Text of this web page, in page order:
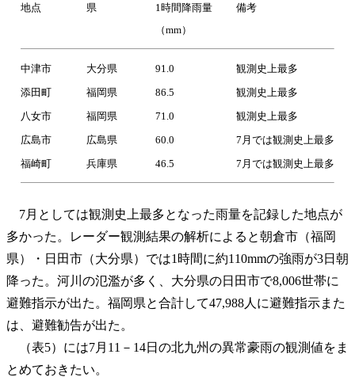
地点 県
1時間降雨量
（mm）
備考
中津市 大分県 91.0
観測史上最多
添田町
福岡県 86.5
観測史上最多
八女市
福岡県 71.0
観測史上最多
広島市
広島県 60.0
7月では観測史上最多
福崎町
兵庫県 46.5 7月では観測史上最多
7月としては観測史上最多となった雨量を記録した地点が
多かった。レーダー観測結果の解析によると朝倉市（福岡
県）・日田市（大分県）では1時間に約110mmの強雨が3日朝
降った。河川の氾濫が多く、大分県の日田市で8,006世帯に
避難指示が出た。福岡県と合計して47,988人に避難指示また
は、避難勧告が出た。
（表5）には7月11－14日の北九州の異常豪雨の観測値をま
とめておきたい。